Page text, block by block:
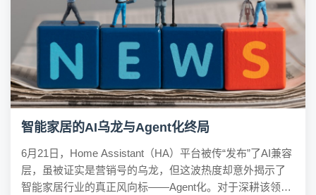
智能家居的AI乌龙与Agent化终局
6月21日，Home Assistant（HA）平台被传“发布”了AI兼容
层，虽被证实是营销号的乌龙，但这波热度却意外揭示了
智能家居行业的真正风向标——Agent化。对于深耕该领域